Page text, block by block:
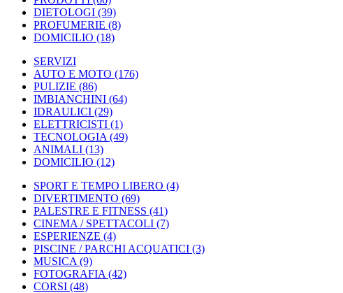
DIETOLOGI (39)
PROFUMERIE (8)
DOMICILIO (18)
SERVIZI
AUTO E MOTO (176)
PULIZIE (86)
IMBIANCHINI (64)
IDRAULICI (29)
ELETTRICISTI (1)
TECNOLOGIA (49)
ANIMALI (13)
DOMICILIO (12)
SPORT E TEMPO LIBERO (4)
DIVERTIMENTO (69)
PALESTRE E FITNESS (41)
CINEMA / SPETTACOLI (7)
ESPERIENZE (4)
PISCINE / PARCHI ACQUATICI (3)
MUSICA (9)
FOTOGRAFIA (42)
CORSI (48)